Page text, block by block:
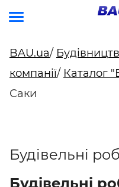
BAU.ua/
компанії/ Каталог
Саки
Будівельні
Будівельні